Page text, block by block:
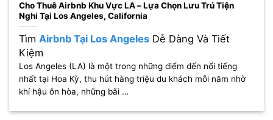
Cho Thuê Airbnb Khu Vực LA – Lựa Chọn Lưu Trú Tiện
Nghi Tại Los Angeles, California
TìmAirbnb Tại Los Angeles Dễ Dàng Và Tiết
Kiệm
Los Angeles (LA) là một trong những điểm đến nổi tiếng
nhất tại Hoa Kỳ, thu hút hàng triệu du khách mỗi năm nhờ
khí hậu ôn hòa, những bãi …